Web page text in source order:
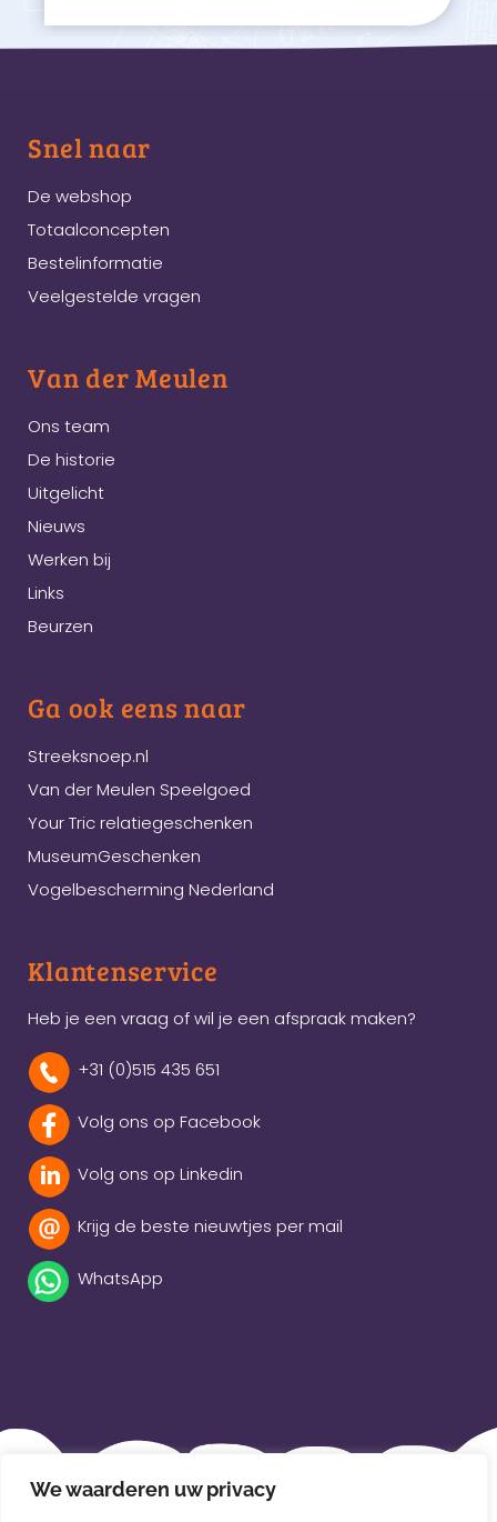
We waarderen uw privacy
Snel naar
De webshop
Totaalconcepten
Bestelinformatie
Veelgestelde vragen
Van der Meulen
Ons team
De historie
Uitgelicht
Nieuws
Werken bij
Links
Beurzen
Ga ook eens naar
Streeksnoep.nl
Van der Meulen Speelgoed
Your Tric relatiegeschenken
MuseumGeschenken
Vogelbescherming Nederland
Klantenservice
Heb je een vraag of wil je een afspraak maken?
+31 (0)515 435 651
Volg ons op Facebook
Volg ons op Linkedin
Krijg de beste nieuwtjes per mail
WhatsApp
Beleidsverklaring